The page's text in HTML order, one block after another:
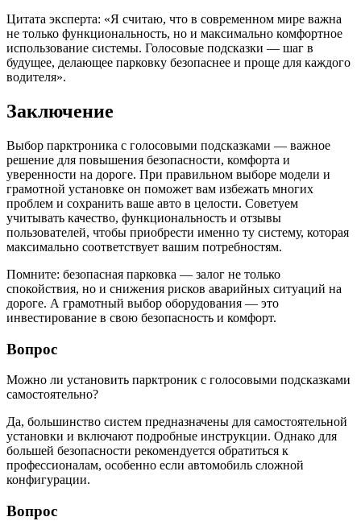
Цитата эксперта: «Я считаю, что в современном мире важна
не только функциональность, но и максимально комфортное
использование системы. Голосовые подсказки — шаг в
будущее, делающее парковку безопаснее и проще для каждого
водителя».
Заключение
Выбор парктроника с голосовыми подсказками — важное
решение для повышения безопасности, комфорта и
уверенности на дороге. При правильном выборе модели и
грамотной установке он поможет вам избежать многих
проблем и сохранить ваше авто в целости. Советуем
учитывать качество, функциональность и отзывы
пользователей, чтобы приобрести именно ту систему, которая
максимально соответствует вашим потребностям.
Помните: безопасная парковка — залог не только
спокойствия, но и снижения рисков аварийных ситуаций на
дороге. А грамотный выбор оборудования — это
инвестирование в свою безопасность и комфорт.
Вопрос
Можно ли установить парктроник с голосовыми подсказками
самостоятельно?
Да, большинство систем предназначены для самостоятельной
установки и включают подробные инструкции. Однако для
большей безопасности рекомендуется обратиться к
профессионалам, особенно если автомобиль сложной
конфигурации.
Вопрос